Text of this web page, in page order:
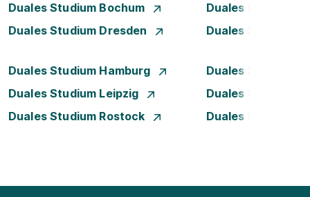
Duales Studium Bochum
Duales Studium
Duales Studium Dresden
Duales Studium
Duales Studium Hamburg
Duales Studium
Duales Studium Leipzig
Duales Studium
Duales Studium Rostock
Duales Studium